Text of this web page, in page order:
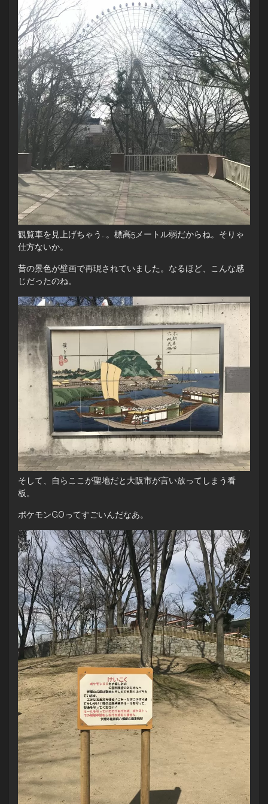
観覧車を見上げちゃう…。標高5メートル弱だからね。そりゃ
仕方ないか。
昔の景色が壁画で再現されていました。なるほど、こんな感
じだったのね。
そして、自らここが聖地だと大阪市が言い放ってしまう看
板。
ポケモンGOってすごいんだなあ。